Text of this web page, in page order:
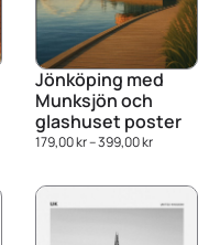
Jönköping med
Munksjön och
glashuset poster
179,00kr–399,00kr